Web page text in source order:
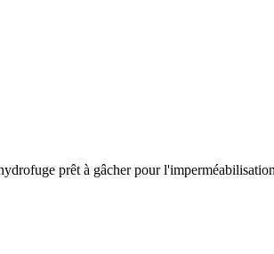
prêt à gâcher pour